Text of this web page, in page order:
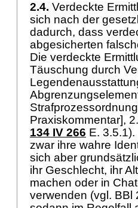
2.4. Verdeckte
sich nach der
dadurch, dass
abgesicherten
Die verdeckte
Täuschung durch
Praxiskommentar],
134 IV 266 E.
zwar ihre wahre
sich aber
ihr Geschlecht, ihr
machen oder in
verwenden (vgl. BBl